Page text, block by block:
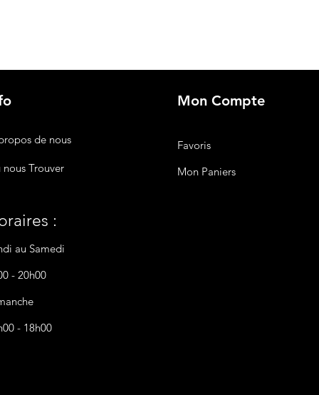
nous Trouver
:
au Samedi
- 20h00
- 18h00
de nous
Mon Compte
Favoris
Mon Paniers